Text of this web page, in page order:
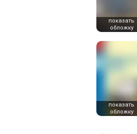
показать
обложку
показать
обложку